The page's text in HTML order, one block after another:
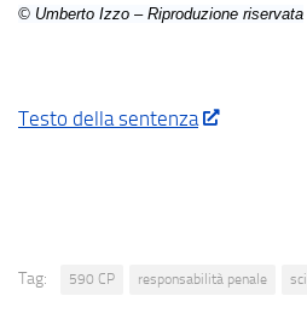
© Umberto Izzo – Riproduzione riservata
Testo della sentenza
Tag: 590 CP responsabilità penale sci